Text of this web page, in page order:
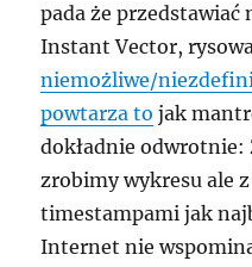
pada że
Instant Vector,
niemożliwe/
powtarza to jak
dokładnie odwrotnie:
zrobimy wykresu ale
timestampami jak
Internet nie